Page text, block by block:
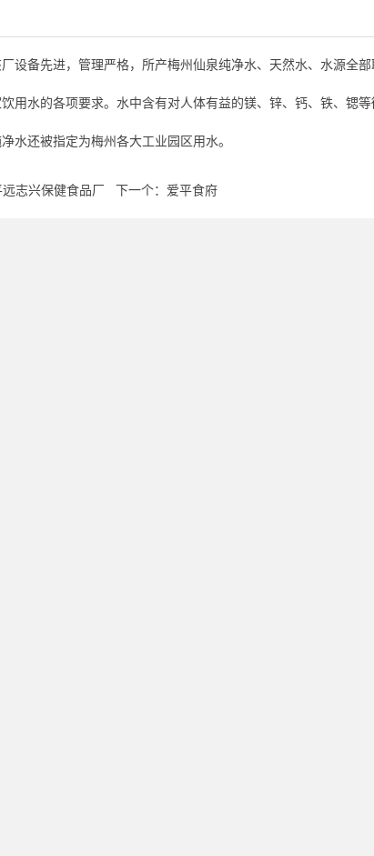
备先进，管理严格，所产梅州仙泉纯净水、天然水、水源全部
用水的各项要求。水中含有对人体有益的镁、锌、钙、铁、锶
水还被指定为梅州各大工业园区用水。
远志兴保健食品厂 下一个： 爱平食府